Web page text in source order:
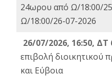
24ωρου από Ω/18:00/
Ω/18:00/26-07-2026
26/07/2026, 16:50, ΔΤ
επιβολή διοικητικού
και Εύβοια